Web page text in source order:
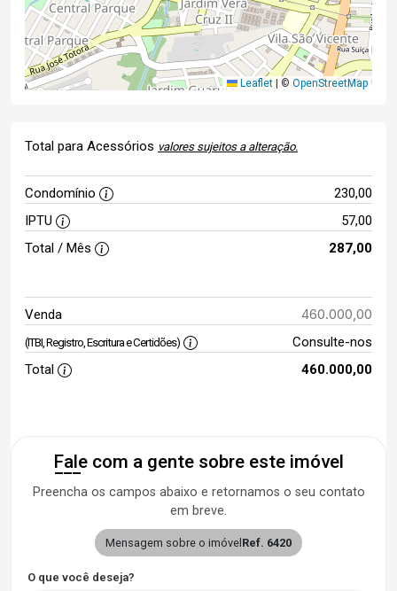
Leaflet |© OpenStreetMap
Total para Acessórios valores sujeitos a alteração.
Condomínio
230,00
IPTU
57,00
Total / Mês
287,00
Venda 460.000,00
(ITBI, Registro, Escritura e Certidões)
Consulte-nos
Total
460.000,00
Fale com a gente sobre este imóvel
Preencha os campos abaixo e retornamos o seu contato
em breve.
Mensagem sobre o imóvel Ref. 6420
O que você deseja?